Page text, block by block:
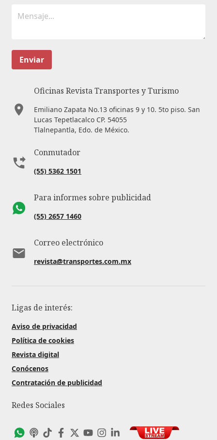
Enviar
Oficinas Revista Transportes y Turismo
Emiliano Zapata No.13 oficinas 9 y 10. 5to piso. San
Lucas Tepetlacalco CP. 54055
Tlalnepantla, Edo. de México.
Conmutador
(55) 5362 1501
Para informes sobre publicidad
(55) 2657 1460
Correo electrónico
revista@transportes.com.mx
Ligas de interés:
Aviso de privacidad
Política de cookies
Revista digital
Conócenos
Contratación de publicidad
Redes Sociales